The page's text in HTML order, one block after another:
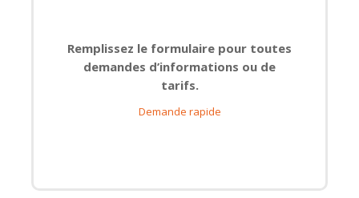
Remplissez le formulaire pour toutes
demandes d’informations ou de
tarifs.
Demande rapide